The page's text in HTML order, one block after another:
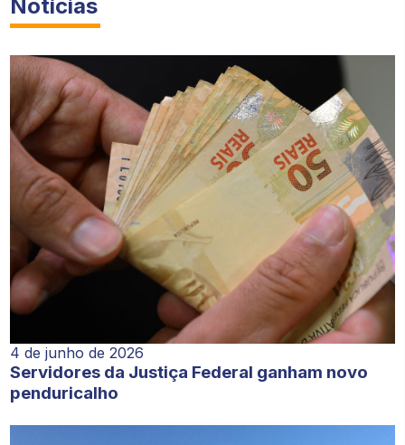
Notícias
4 de junho de 2026
Servidores da Justiça Federal ganham novo
penduricalho